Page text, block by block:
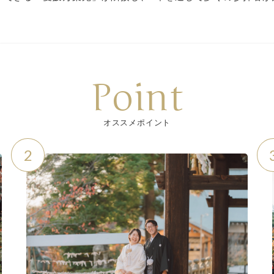
Point
オススメポイント
2